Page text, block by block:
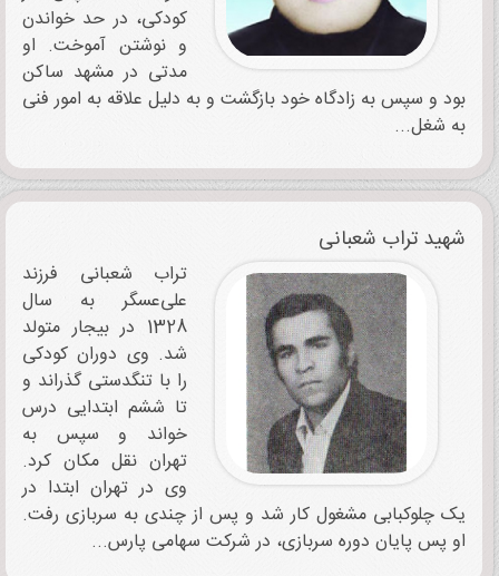
کودکی، در حد خواندن
و نوشتن آموخت. او
مدتی در مشهد ساکن
بود و سپس به زادگاه خود بازگشت و به دلیل علاقه به امور فنی
به شغل...
شهید تراب شعبانی
تراب شعبانی فرزند
علی‌عسگر به سال
1328 در بیجار متولد
شد. وی دوران کودکی
را با تنگدستی گذراند و
تا ششم ابتدایی درس
خواند و سپس به
تهران نقل مکان کرد.
وی در تهران ابتدا در
یک چلوکبابی مشغول کار شد و پس از چندی به سربازی رفت.
او پس پایان دوره سربازی، در شرکت سهامی پارس...